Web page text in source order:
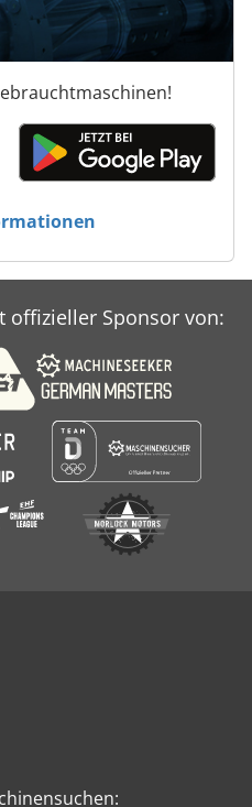
offizieller Sponsor von: